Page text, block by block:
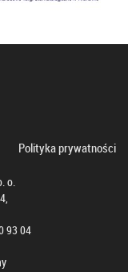
Polityka prywatności
o.
93 04